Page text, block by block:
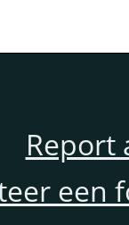
Report
een